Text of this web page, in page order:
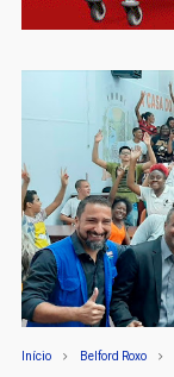
Início Belford Roxo